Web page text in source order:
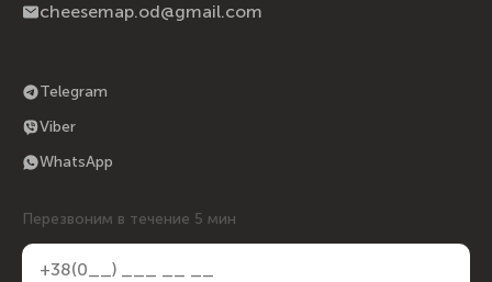
Telegram
Viber
WhatsApp
Перезвоним в течение 5 мин
cheesemap.od@gmail.com